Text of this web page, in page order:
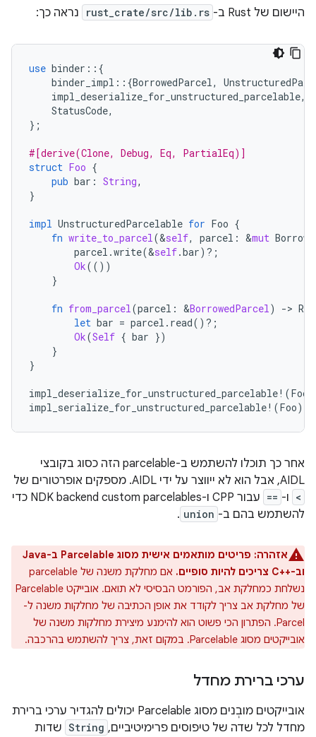
היישום של Rust ב- rust_crate/src/lib.rs נראה כך:
use binder ::{
binder_impl ::{BorrowedParcel,
impl_deserialize_for_unstructured_parcelable,
StatusCode,
};
#[derive(Clone, Debug, Eq, PartialEq)]
struct Foo {
pub bar : String,
}
impl UnstructuredParcelable for Foo {
fn write_to_parcel(&self, parcel : &mut
parcel .write(&self.bar) ? ;
Ok(())
}
fn from_parcel(parcel : &BorrowedParcel) ->
let bar = parcel . read() ? ;
Ok(Self { bar })
}
}
impl_deserialize_for_unstructured_parcelable! (Foo
impl_serialize_for_unstructured_parcelable! (Foo);
אחר כך תוכלו להשתמש ב-parcelable הזה כסוג בקובצי
AIDL, אבל הוא לא ייווצר על ידי AIDL. מספקים אופרטורים של
< ו- ==
עבור CPP ו-NDK backend custom parcelables כדי
להשתמש בהם ב- union
.
אזהרה:
פריטים מותאמים אישית מסוג Parcelable ב-Java
וב-C++‎ צריכים להיות סופיים.
אם מחלקת משנה של parcelable
נשלחת כמחלקת אב, הפורמט הבסיסי לא תואם. אובייקט Parcelable
של מחלקת אב צריך לקודד את אופן הכתיבה של מחלקות משנה ל-
Parcel. הפתרון הכי פשוט הוא להימנע מיצירת מחלקות משנה של
אובייקטים מסוג Parcelable. במקום זאת, צריך להשתמש בהרכבה.
ערכי ברירת מחדל
אובייקטים מובְנים מסוג Parcelable יכולים להגדיר ערכי ברירת
מחדל לכל שדה של טיפוסים פרימיטיביים, String שדות